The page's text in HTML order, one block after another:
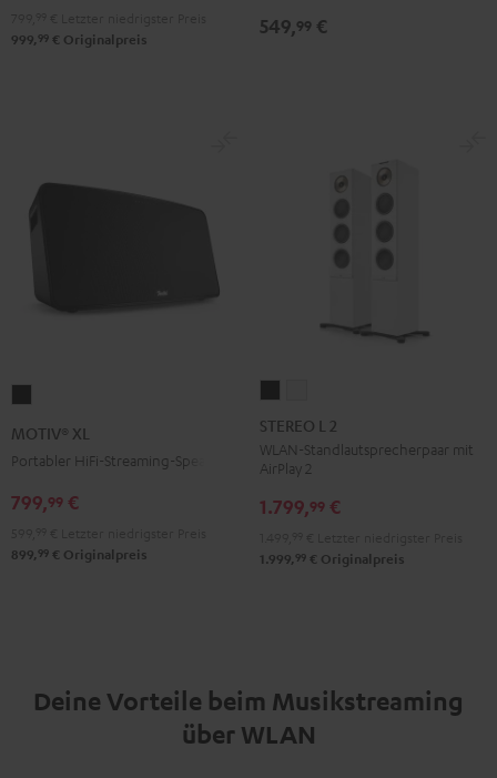
999, 99 € Originalpreis
549,99 €
MOTIV® XL
Portabler HiFi-Streaming-Speaker
799,99 €
899, 99 € Originalpreis
L
2
Schwarz
L
2
Weiß
STEREO L 2
WLAN-Standlautsprecherpaar mit
AirPlay 2
1.799,99 €
1.999, 99 € Originalpreis
Deine Vorteile beim Musikstreaming
über WLAN